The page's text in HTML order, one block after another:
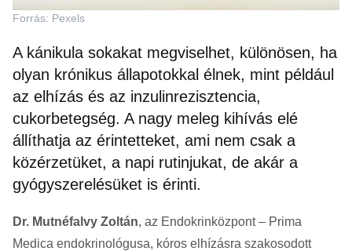
Forrás: Pexels
A kánikula sokakat megviselhet, különösen, ha
olyan krónikus állapotokkal élnek, mint például
az elhízás és az inzulinrezisztencia,
cukorbetegség. A nagy meleg kihívás elé
állíthatja az érintetteket, ami nem csak a
közérzetüket, a napi rutinjukat, de akár a
gyógyszerelésüket is érinti.
Dr. Mutnéfalvy Zoltán, az Endokrinközpont – Prima
Medica endokrinológusa, kóros elhízásra szakosodott